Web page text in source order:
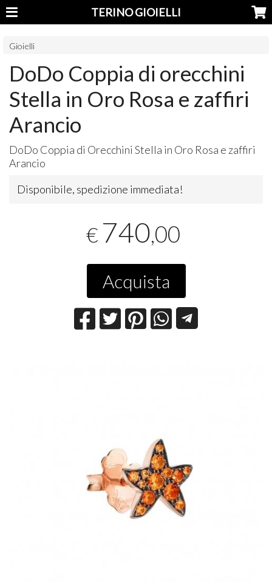
TERINO GIOIELLI
Gioielli
DoDo Coppia di orecchini
Stella in Oro Rosa e zaffiri
Arancio
DoDo Coppia di Orecchini Stella in Oro Rosa e zaffiri
Arancio
Disponibile, spedizione immediata!
€ 740,00
Acquista